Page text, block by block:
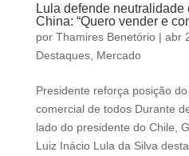
Lula defende
China: “Quero vender e
por Thamires Benetório| abr
Destaques, Mercado
Presidente reforça posição
comercial de todos Durante
lado do presidente do Chile,
Luiz Inácio Lula da Silva